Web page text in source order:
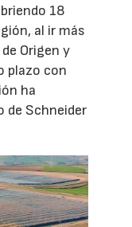
18
al ir más
Origen y
plazo con
ha
de Schneider